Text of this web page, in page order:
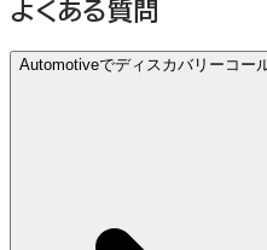
よくある質問
Automotiveでディスカバリーコー